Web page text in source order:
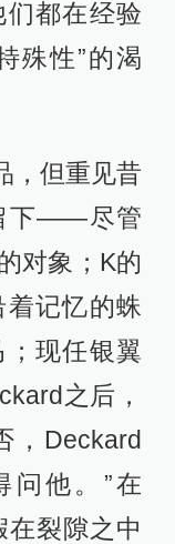
都在经验
殊性”的渴
，但重见昔
下——尽管
对象；K的
记忆的蛛
现任银翼
之后，
，Deckard
问他。”在
在裂隙之中